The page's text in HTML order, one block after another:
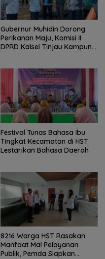
Gubernur Muhidin Dorong
Perikanan Maju, Komisi II
DPRD Kalsel Tinjau Kampung
Festival Tunas Bahasa Ibu
Tingkat Kecamatan di HST
Lestarikan Bahasa Daerah
8216 Warga HST Rasakan
Manfaat Mal Pelayanan
Publik, Pemda Siapkan